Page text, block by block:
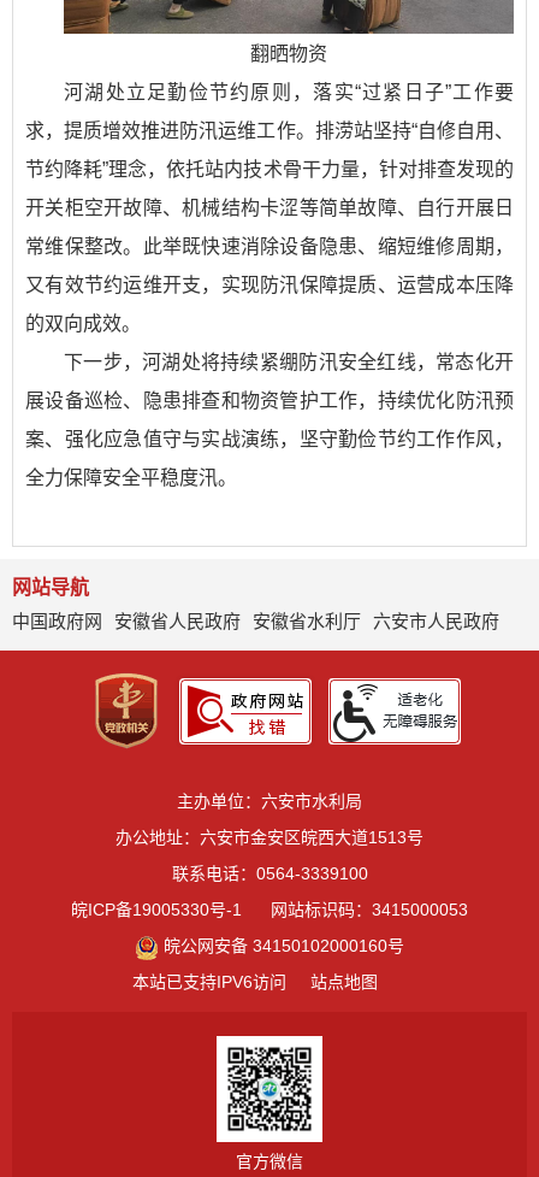
翻晒物资
河湖处立足勤俭节约原则，落实“过紧日子”工作要
求，提质增效推进防汛运维工作。排涝站坚持“自修自用、
节约降耗”理念，依托站内技术骨干力量，针对排查发现的
开关柜空开故障、机械结构卡涩等简单故障、自行开展日
常维保整改。此举既快速消除设备隐患、缩短维修周期，
又有效节约运维开支，实现防汛保障提质、运营成本压降
的双向成效。
下一步，河湖处将持续紧绷防汛安全红线，常态化开
展设备巡检、隐患排查和物资管护工作，持续优化防汛预
案、强化应急值守与实战演练，坚守勤俭节约工作作风，
全力保障安全平稳度汛。
网站导航
中国政府网
安徽省人民政府 安徽省水利厅 六安市人民政府
主办单位：六安市水利局
办公地址：六安市金安区皖西大道1513号
联系电话：0564-3339100
皖ICP备19005330号-1
网站标识码：3415000053
皖公网安备 34150102000160号
本站已支持IPV6访问
站点地图
官方微信